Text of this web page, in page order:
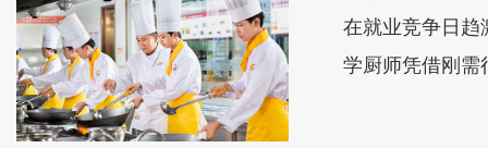
在就业竞争日趋
学厨师凭借刚